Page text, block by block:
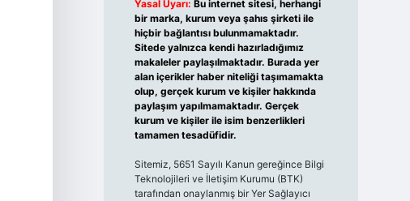
Yasal Uyarı: Bu internet sitesi, herhangi
bir marka, kurum veya şahıs şirketi ile
hiçbir bağlantısı bulunmamaktadır.
Sitede yalnızca kendi hazırladığımız
makaleler paylaşılmaktadır. Burada yer
alan içerikler haber niteliği taşımamakta
olup, gerçek kurum ve kişiler hakkında
paylaşım yapılmamaktadır. Gerçek
kurum ve kişiler ile isim benzerlikleri
tamamen tesadüfidir.
Sitemiz, 5651 Sayılı Kanun gereğince Bilgi
Teknolojileri ve İletişim Kurumu (BTK)
tarafından onaylanmış bir Yer Sağlayıcı